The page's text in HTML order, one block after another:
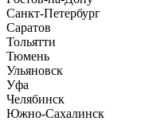
Санкт-Петербург
Саратов
Тольятти
Тюмень
Ульяновск
Уфа
Челябинск
Южно-Сахалинск